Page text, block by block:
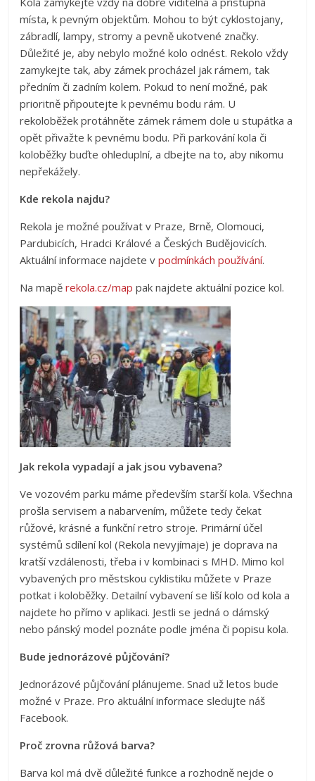
místa, k pevným objektům. Mohou to být cyklostojany,
zábradlí, lampy, stromy a pevně ukotvené značky.
Důležité je, aby nebylo možné kolo odnést. Rekolo vždy
zamykejte tak, aby zámek procházel jak rámem, tak
předním či zadním kolem. Pokud to není možné, pak
prioritně připoutejte k pevnému bodu rám. U
rekoloběžek protáhněte zámek rámem dole u stupátka a
opět přivažte k pevnému bodu. Při parkování kola či
koloběžky buďte ohleduplní, a dbejte na to, aby nikomu
nepřekážely.
Kde rekola najdu?
Rekola je možné používat v Praze, Brně, Olomouci,
Pardubicích, Hradci Králové a Českých Budějovicích.
Aktuální informace najdete vpodmínkách používání.
Na mapěrekola.cz/map pak najdete aktuální pozice kol.
Jak rekola vypadají a jak jsou vybavena?
Ve vozovém parku máme především starší kola. Všechna
prošla servisem a nabarvením, můžete tedy čekat
růžové, krásné a funkční retro stroje. Primární účel
systémů sdílení kol (Rekola nevyjímaje) je doprava na
kratší vzdálenosti, třeba i v kombinaci s MHD. Mimo kol
vybavených pro městskou cyklistiku můžete v Praze
potkat i koloběžky. Detailní vybavení se liší kolo od kola a
najdete ho přímo v aplikaci. Jestli se jedná o dámský
nebo pánský model poznáte podle jména či popisu kola.
Bude jednorázové půjčování?
Jednorázové půjčování plánujeme. Snad už letos bude
možné v Praze. Pro aktuální informace sledujte náš
Facebook.
Proč zrovna růžová barva?
Barva kol má dvě důležité funkce a rozhodně nejde o